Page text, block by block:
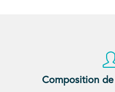
Composition